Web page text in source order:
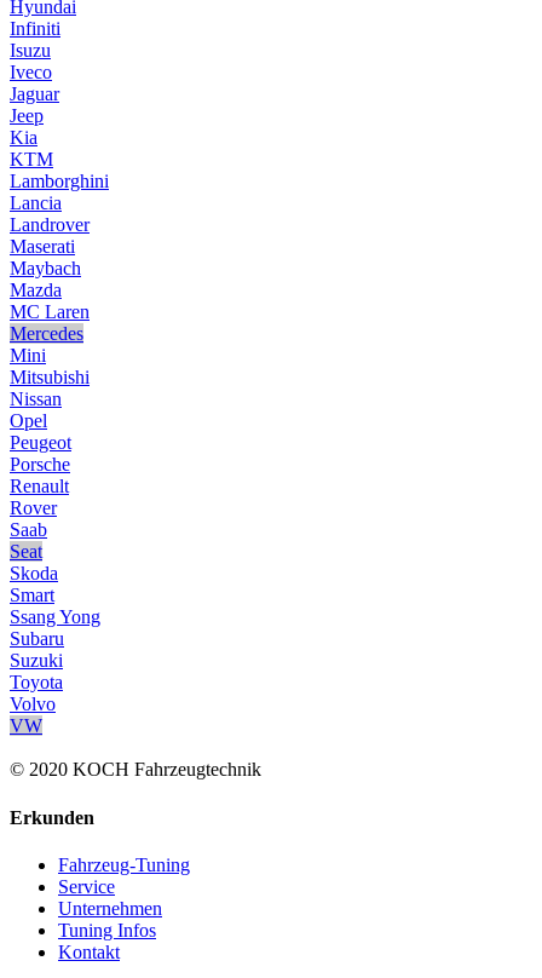
Hyundai
Infiniti
Isuzu
Iveco
Jaguar
Jeep
Kia
KTM
Lamborghini
Lancia
Landrover
Maserati
Maybach
Mazda
MC Laren
Mercedes
Mini
Mitsubishi
Nissan
Opel
Peugeot
Porsche
Renault
Rover
Saab
Seat
Skoda
Smart
Ssang Yong
Subaru
Suzuki
Toyota
Volvo
VW
© 2020 KOCH Fahrzeugtechnik
Erkunden
Fahrzeug-Tuning
Service
Unternehmen
Tuning Infos
Kontakt